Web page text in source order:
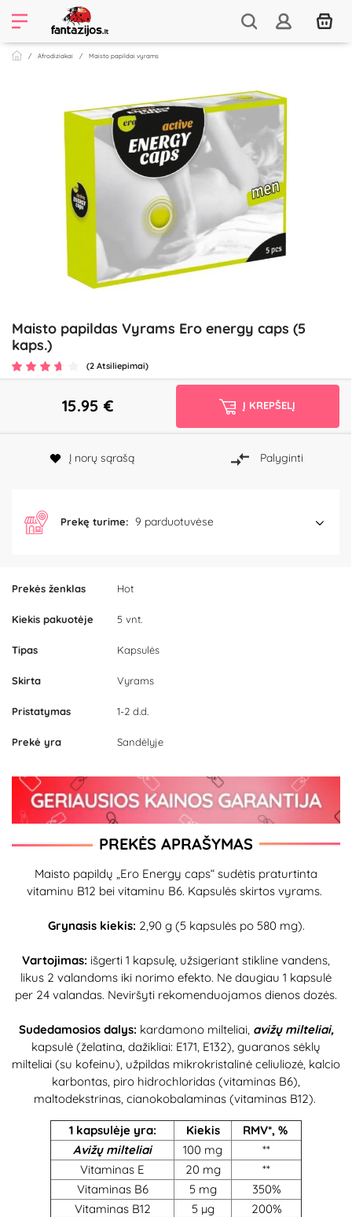
Afrodiziakai Maisto papildai vyrams
Maisto papildas Vyrams Ero energy caps (5
kaps.)
(2 Atsiliepimai)
Prekės ženklas Hot
Kiekis pakuotėje 5 vnt.
Tipas Kapsulės
Skirta Vyrams
Pristatymas 1-2 d.d.
Prekė yra Sandėlyje
15.95 € Į KREPŠELĮ
Į norų sąrašą Palyginti
Prekę turime: 9 parduotuvėse
PREKĖS APRAŠYMAS
Maisto papildų „Ero Energy caps“ sudėtis praturtinta
vitaminu B12 bei vitaminu B6. Kapsulės skirtos vyrams.
Grynasis kiekis: 2,90 g (5 kapsulės po 580 mg).
Vartojimas: išgerti 1 kapsulę, užsigeriant stikline vandens,
likus 2 valandoms iki norimo efekto. Ne daugiau 1 kapsulė
per 24 valandas. Neviršyti rekomenduojamos dienos dozės.
Sudedamosios dalys: kardamono milteliai, avižų milteliai,
kapsulė (želatina, dažikliai: E171, E132), guaranos sėklų
milteliai (su kofeinu), užpildas mikrokristalinė celiuliozė, kalcio
karbontas, piro hidrochloridas (vitaminas B6),
maltodekstrinas, cianokobalaminas (vitaminas B12).
1 kapsulėje yra: Kiekis
RMV*, %
Avižų milteliai
100 mg
**
Vitaminas E
20 mg
**
Vitaminas B6
5 mg
350%
Vitaminas B12
5 µg
200%